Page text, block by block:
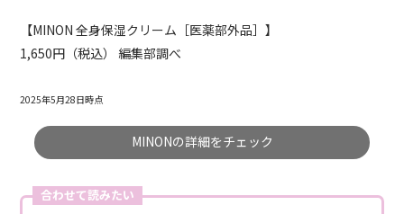
【MINON 全身保湿クリーム［医薬部外品］】
1,650円（税込） 編集部調べ
2025年5月28日時点
MINONの詳細をチェック
合わせて読みたい